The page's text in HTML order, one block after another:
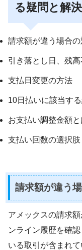
る疑問と解
請求額が違う場合
引き落とし日、残
支払日変更の方法
10日払いに該当す
お支払い調整金額と
支払い回数の選択肢
請求額が違う
アメックスの請求
ンライン履歴を確
いる取引が含まれ